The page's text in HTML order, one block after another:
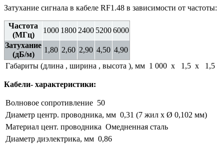
Затухание сигнала в кабеле RF1.48 в зависимости от частоты:
Частота
(МГц)
1000 1800 2400 52006000
Затухание
(дБ/м)
1,80 2,60 2,90 4,50 4,90
Габариты (длина , ширина , высота ), мм 1 000 x 1,5 x 1,5
Кабели- характеристики:
Волновое сопротивление 50
Диаметр центр. проводника, мм 0,31 (7 жил x Ø 0,102 мм)
Материал цент. проводника Омедненная сталь
Диаметр диэлектрика, мм 0,86